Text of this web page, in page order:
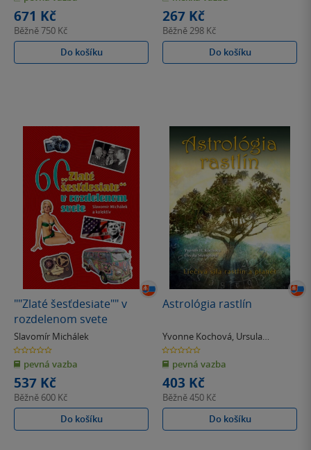
hvězdiček
671 Kč
Běžně750 Kč
Do košíku
hvězdiček
267 Kč
Běžně298 Kč
Do košíku
""Zlaté šesťdesiate"" v
rozdelenom svete
Slavomír Michálek
0.0
z
5
hvězdiček
pevná vazba
537 Kč
Běžně 600 Kč
Do košíku
Astrológia rastlín
Yvonne Kochová, Ursula
Stumpfová
0.0
z
5
hvězdiček
pevná vazba
403 Kč
Běžně450 Kč
Do košíku